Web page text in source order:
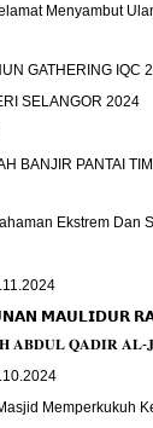
Menyambut
GATHERING IQC
SELANGOR 2024
BANJIR PANTAI
Ekstrem Dan
𝗠𝗔𝗨𝗟𝗜𝗗𝗨𝗥
𝐀𝐁𝐃𝐔𝐋 𝐐𝐀𝐃𝐈𝐑 𝐀𝐋-
Memperkukuh